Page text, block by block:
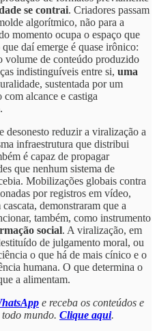
se contrai. Criadores passam
algorítmico, não para a
momento ocupa o espaço que
daí emerge é quase irônico:
volume de conteúdo produzido
indistinguíveis entre si, uma
sustentada por um
alcance e castiga
desonesto reduzir a viralização a
infraestrutura que distribui
é capaz de propagar
que nenhum sistema de
Mobilizações globais contra
por registros em vídeo,
demonstraram que a
também, como instrumento
social. A viralização, em
de julgamento moral, ou
o que há de mais cínico e o
humana. O que determina o
a alimentam.
e receba os conteúdos e
todo mundo. Clique aqui.